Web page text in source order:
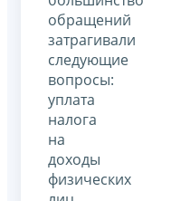
обращений
затрагивали
следующие
вопросы:
уплата
налога
на
доходы
физических